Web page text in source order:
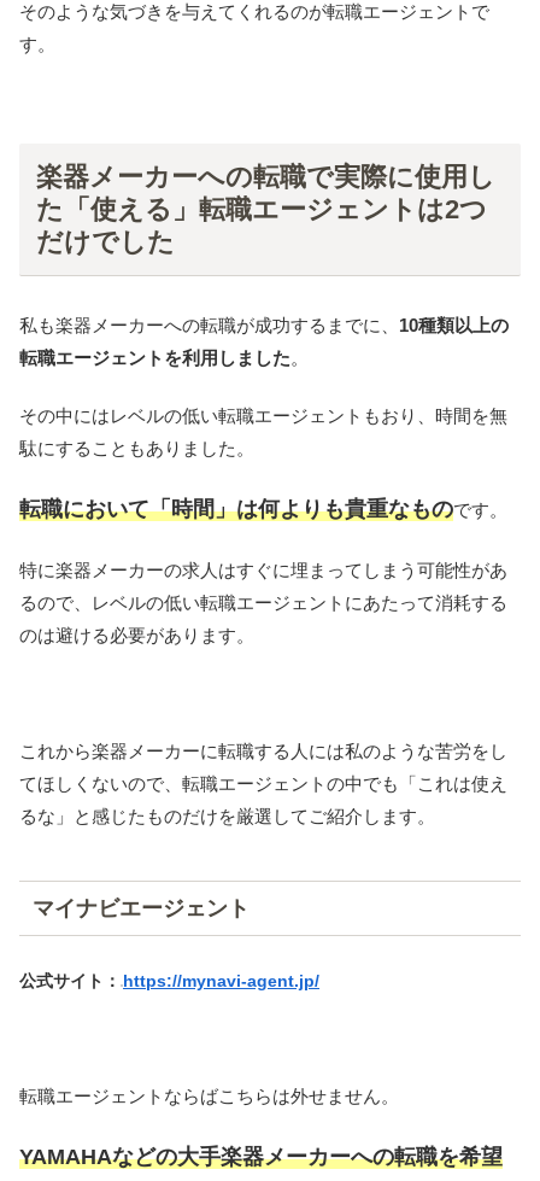
そのような気づきを与えてくれるのが転職エージェントで
す。
楽器メーカーへの転職で実際に使用し
た「使える」転職エージェントは2つ
だけでした
私も楽器メーカーへの転職が成功するまでに、 10種類以上の
転職エージェントを利用しました。
その中にはレベルの低い転職エージェントもおり、時間を無
駄にすることもありました。
転職において「時間」は何よりも貴重なものです。
特に楽器メーカーの求人はすぐに埋まってしまう可能性があ
るので、レベルの低い転職エージェントにあたって消耗する
のは避ける必要があります。
これから楽器メーカーに転職する人には私のような苦労をし
てほしくないので、転職エージェントの中でも「これは使え
るな」と感じたものだけを厳選してご紹介します。
マイナビエージェント
公式サイト： https://mynavi-agent.jp/
転職エージェントならばこちらは外せません。
YAMAHAなどの大手楽器メーカーへの転職を希望